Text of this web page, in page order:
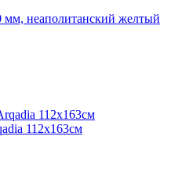
мм, неаполитанский желтый
112х163см